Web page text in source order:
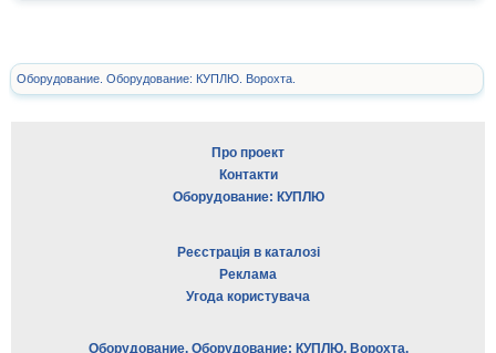
Оборудование. Оборудование: КУПЛЮ. Ворохта.
Про проект
Контакти
Оборудование: КУПЛЮ
Реєстрація в каталозі
Реклама
Угода користувача
Оборудование. Оборудование: КУПЛЮ. Ворохта.